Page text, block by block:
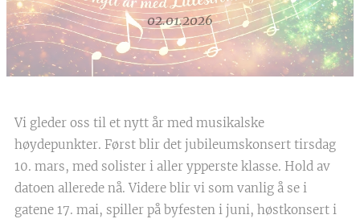
02.01.2026
Vi gleder oss til et nytt år med musikalske
høydepunkter. Først blir det jubileumskonsert tirsdag
10. mars, med solister i aller ypperste klasse. Hold av
datoen allerede nå. Videre blir vi som vanlig å se i
gatene 17. mai, spiller på byfesten i juni, høstkonsert i